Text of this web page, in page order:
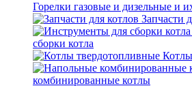
Горелки газовые и дизельные и
Запчасти
сборки котла
комбинированные котлы